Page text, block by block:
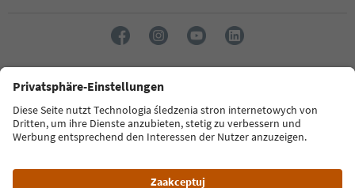
Język: Polski
FAQ Dane kontaktowe Naciśnij MICE
Polityka prywatności
Ułatwieniach dostępu